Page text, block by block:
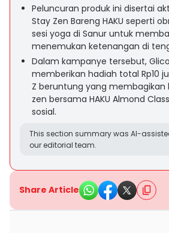
Peluncuran produk ini disertai
Stay Zen Bareng HAKU seperti
sesi yoga di Sanur untuk
menemukan ketenangan di
Dalam kampanye tersebut, Glico
memberikan hadiah total Rp10
Z beruntung yang
zen bersama HAKU Almond
sosial.
This section summary was AI-
our editorial team.
Share Article